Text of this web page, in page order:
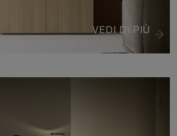
VEDI DI PIÙ